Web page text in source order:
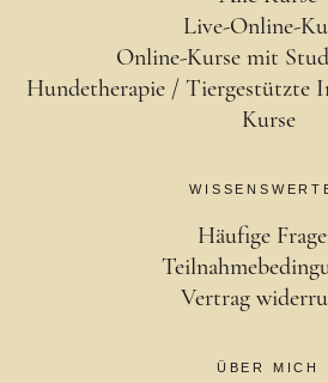
Live-Online-
Online-Kurse mit
Hundetherapie / Tiergestützte
Kurse
Häufige
Vertrag
ÜBER MICH